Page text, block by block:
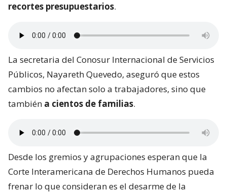
recortes presupuestarios.
La secretaria del Conosur Internacional de Servicios
Públicos, Nayareth Quevedo, aseguró que estos
cambios no afectan solo a trabajadores, sino que
también a cientos de familias.
Desde los gremios y agrupaciones esperan que la
Corte Interamericana de Derechos Humanos pueda
frenar lo que consideran es el desarme de la